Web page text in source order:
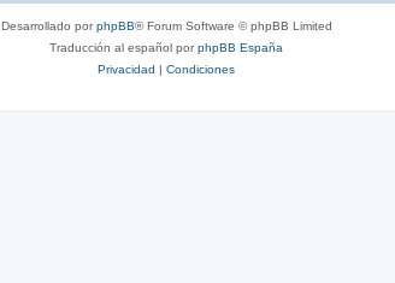
Desarrollado porphpBB® Forum Software © phpBB Limited
Traducción al español porphpBB España
Privacidad | Condiciones